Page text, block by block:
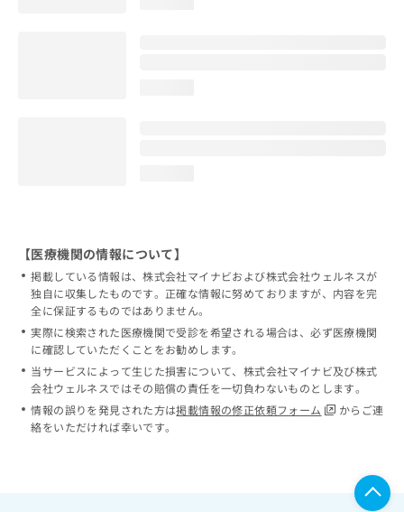
【医療機関の情報について】
掲載している情報は、株式会社マイナビおよび株式会社ウェルネスが
独自に収集したものです。正確な情報に努めておりますが、内容を完
全に保証するものではありません。
実際に検索された医療機関で受診を希望される場合は、必ず医療機関
に確認していただくことをお勧めします。
当サービスによって生じた損害について、株式会社マイナビ及び株式
会社ウェルネスではその賠償の責任を一切負わないものとします。
情報の誤りを発見された方は掲載情報の修正依頼フォーム
からご連
絡をいただければ幸いです。